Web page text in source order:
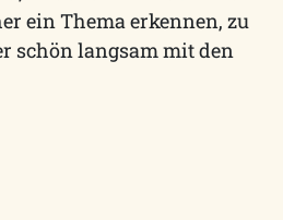
ein Thema erkennen, zu
schön langsam mit den